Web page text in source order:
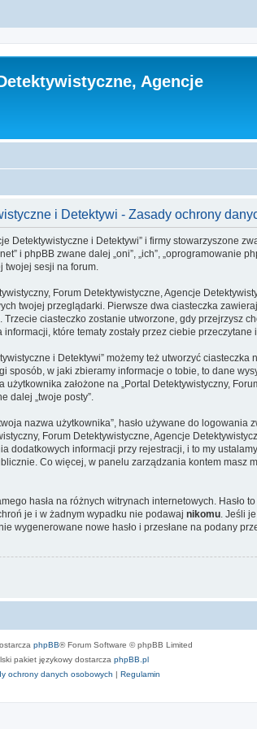
Agencje
i Detektywi - Zasady ochrony
i Detektywi” i firmy stowarzyszone
i phpBB zwane dalej „oni”, „ich”, „oprogramowanie
twojej sesji na forum.
Forum Detektywistyczne, Agencje
twojej przeglądarki. Pierwsze dwa ciasteczka
ciasteczko zostanie utworzone, gdy przejrzysz
które tematy zostały przez ciebie przeczytane
i Detektywi” możemy też utworzyć
w jaki zbieramy informacje o tobie, to dane
założone na „Portal Detektywistyczny,
dalej „twoje posty”.
nazwa użytkownika”, hasło używane do logowania
Forum Detektywistyczne, Agencje
informacji przy rejestracji, i to my
Co więcej, w panelu zarządzania kontem masz
hasła na różnych witrynach internetowych. Hasło
je i w żadnym wypadku nie podawaj nikomu . Jeśli
wygenerowane nowe hasło i przesłane na podany
phpBB® Forum Software © phpBB Limited
pakiet językowy dostarcza phpBB.pl
ochrony danych osobowych | Regulamin